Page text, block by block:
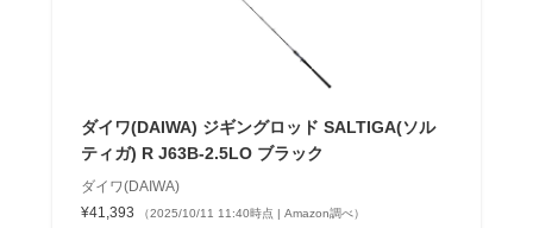
ダイワ(DAIWA) ジギングロッド SALTIGA(ソル
ティガ) R J63B-2.5LO ブラック
ダイワ(DAIWA)
¥41,393
（2025/10/11 11:40時点 | Amazon調べ）